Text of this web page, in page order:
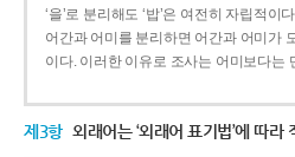
‘을’로 분리해도 ‘밥’은 여전히 자립적이
어간과 어미를 분리하면 어간과 어미가
이다. 이러한 이유로 조사는 어미보다는
제3항 외래어는 ‘외래어 표기법’에 따라